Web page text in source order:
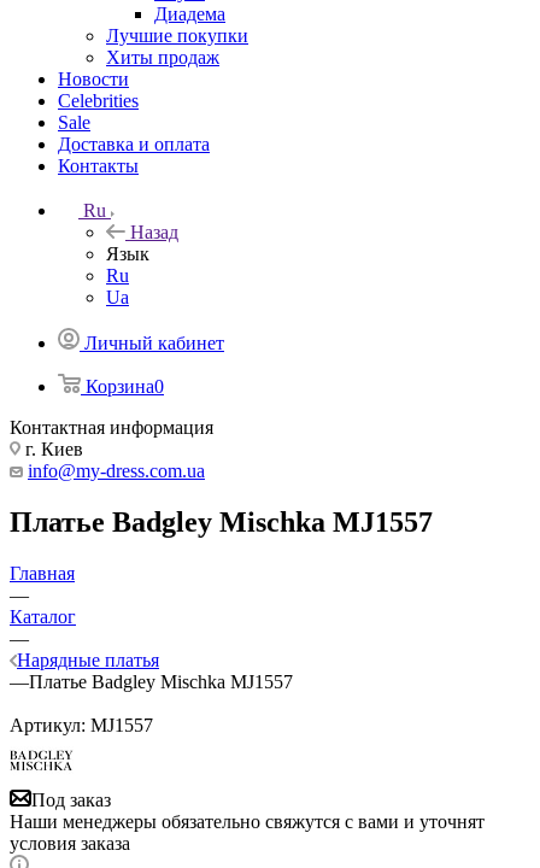
Диадема
Лучшие покупки
Хиты продаж
Новости
Celebrities
Sale
Доставка и оплата
Контакты
Ru
Назад
Язык
Ru
Ua
Личный кабинет
Корзина0
Контактная информация
г. Киев
info@my-dress.com.ua
Платье Badgley Mischka MJ1557
Главная
—
Каталог
—
Нарядные платья
—Платье Badgley Mischka MJ1557
Артикул: MJ1557
Под заказ
Наши менеджеры обязательно свяжутся с вами и уточнят
условия заказа